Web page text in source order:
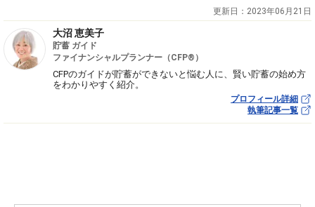
更新日： 2023年06月21日
大沼 恵美子
貯蓄 ガイド
ファイナンシャルプランナー（CFP®）
CFPのガイドが貯蓄ができないと悩む人に、賢い貯蓄の始め方
をわかりやすく紹介。
プロフィール詳細
執筆記事一覧